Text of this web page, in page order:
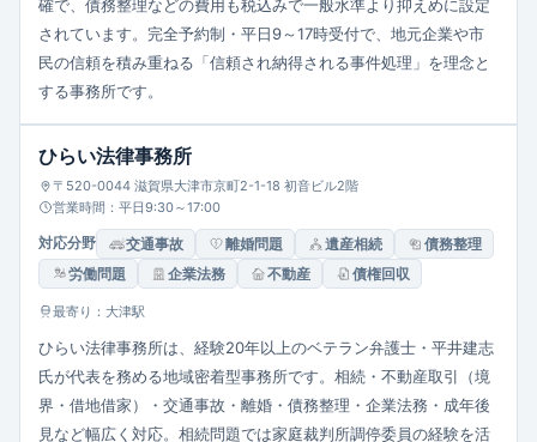
確で、債務整理などの費用も税込みで一般水準より抑えめに設定
されています。完全予約制・平日9～17時受付で、地元企業や市
民の信頼を積み重ねる「信頼され納得される事件処理」を理念と
する事務所です。
ひらい法律事務所
〒520-0044 滋賀県大津市京町2-1-18 初音ビル2階
営業時間：平日9:30～17:00
対応分野 交通事故 離婚問題 遺産相続
債務整理
労働問題
企業法務 不動産 債権回収
最寄り：大津駅
ひらい法律事務所は、経験20年以上のベテラン弁護士・平井建志
氏が代表を務める地域密着型事務所です。相続・不動産取引（境
界・借地借家）・交通事故・離婚・債務整理・企業法務・成年後
見など幅広く対応。相続問題では家庭裁判所調停委員の経験を活